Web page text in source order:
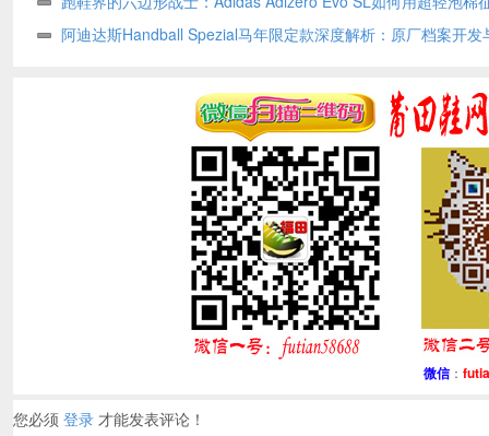
与竞速阿迪达斯Handball Spezial马年限定款深度解析：原厂档案开发
微信：
您必须 登录 才能发表评论！